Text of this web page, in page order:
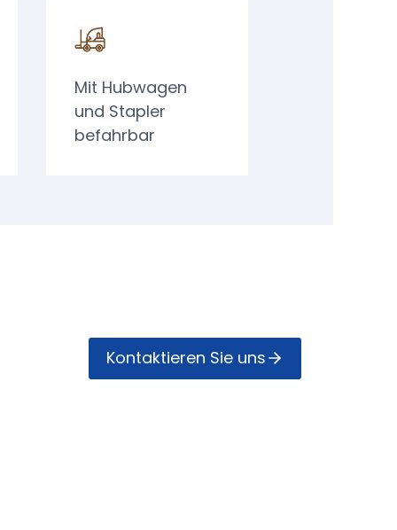
Mit Hubwagen
und Stapler
befahrbar
Kontak­tieren Sie uns